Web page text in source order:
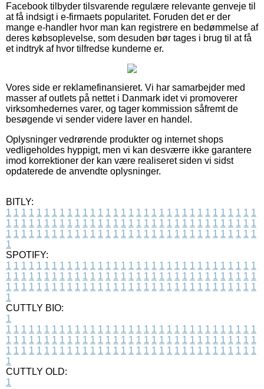
Facebook tilbyder tilsvarende regulære relevante genveje til
at få indsigt i e-firmaets popularitet. Foruden det er der
mange e-handler hvor man kan registrere en bedømmelse af
deres købsoplevelse, som desuden bør tages i brug til at få
et indtryk af hvor tilfredse kunderne er.
Vores side er reklamefinansieret. Vi har samarbejder med
masser af outlets på nettet i Danmark idet vi promoverer
virksomhedernes varer, og tager kommission såfremt de
besøgende vi sender videre laver en handel.
Oplysninger vedrørende produkter og internet shops
vedligeholdes hyppigt, men vi kan desværre ikke garantere
imod korrektioner der kan være realiseret siden vi sidst
opdaterede de anvendte oplysninger.
BITLY:
1 1 1 1 1 1 1 1 1 1 1 1 1 1 1 1 1 1 1 1 1 1 1 1 1 1 1 1 1 1 1 1 1
1 1 1 1 1 1 1 1 1 1 1 1 1 1 1 1 1 1 1 1 1 1 1 1 1 1 1 1 1 1 1 1 1
1 1 1 1 1 1 1 1 1 1 1 1 1 1 1 1 1 1 1 1 1 1 1 1 1 1 1 1 1 1 1 1 1
1
SPOTIFY:
1 1 1 1 1 1 1 1 1 1 1 1 1 1 1 1 1 1 1 1 1 1 1 1 1 1 1 1 1 1 1 1 1
1 1 1 1 1 1 1 1 1 1 1 1 1 1 1 1 1 1 1 1 1 1 1 1 1 1 1 1 1 1 1 1 1
1 1 1 1 1 1 1 1 1 1 1 1 1 1 1 1 1 1 1 1 1 1 1 1 1 1 1 1 1 1 1 1 1
1
CUTTLY BIO:
1
1 1 1 1 1 1 1 1 1 1 1 1 1 1 1 1 1 1 1 1 1 1 1 1 1 1 1 1 1 1 1 1 1
1 1 1 1 1 1 1 1 1 1 1 1 1 1 1 1 1 1 1 1 1 1 1 1 1 1 1 1 1 1 1 1 1
1 1 1 1 1 1 1 1 1 1 1 1 1 1 1 1 1 1 1 1 1 1 1 1 1 1 1 1 1 1 1 1 1
1
CUTTLY OLD:
1